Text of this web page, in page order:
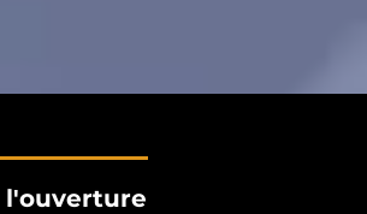
l'ouverture